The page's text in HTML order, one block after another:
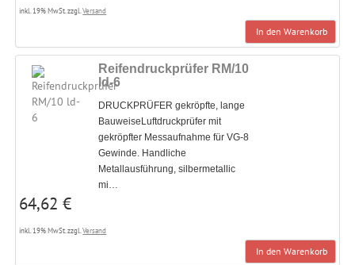
inkl. 19% MwSt. zzgl.Versand
In den Warenkorb
Reifendruckprüfer RM/10
ld-6
DRUCKPRÜFER gekröpfte, lange
BauweiseLuftdruckprüfer mit
gekröpfter Messaufnahme für VG-8
Gewinde. Handliche
Metallausführung, silbermetallic
mi…
64,62 €
inkl. 19% MwSt. zzgl.Versand
In den Warenkorb